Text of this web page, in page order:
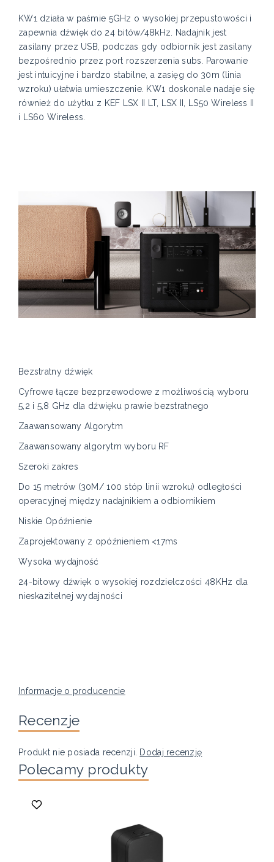
KW1 działa w paśmie 5GHz o wysokiej przepustowości i
zapewnia dźwięk do 24 bitów/48kHz. Nadajnik jest
zasilany przez USB, podczas gdy odbiornik jest zasilany
bezpośrednio przez port rozszerzenia subs. Parowanie
jest intuicyjne i bardzo stabilne, a zasięg do 30m (linia
wzroku) ułatwia umieszczenie. KW1 doskonale nadaje się
również do użytku z KEF LSX II LT, LSX II, LS50 Wireless II
i LS60 Wireless.
Bezstratny dźwięk
Cyfrowe łącze bezprzewodowe z możliwością wyboru
5,2 i 5,8 GHz dla dźwięku prawie bezstratnego
Zaawansowany Algorytm
Zaawansowany algorytm wyboru RF
Szeroki zakres
Do 15 metrów (30M/ 100 stóp linii wzroku) odległości
operacyjnej między nadajnikiem a odbiornikiem
Niskie Opóźnienie
Zaprojektowany z opóźnieniem <17ms
Wysoka wydajność
24-bitowy dźwięk o wysokiej rozdzielczości 48KHz dla
nieskazitelnej wydajności
Informacje o producencie
Recenzje
Produkt nie posiada recenzji. Dodaj recenzję
Polecamy produkty